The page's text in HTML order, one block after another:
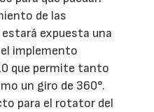
de las
expuesta una
implemento
que permite tanto
un giro de 360°.
para el rotator del